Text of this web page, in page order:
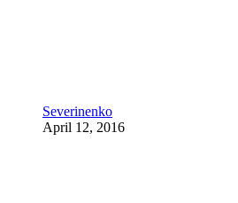
Severinenko
April 12, 2016